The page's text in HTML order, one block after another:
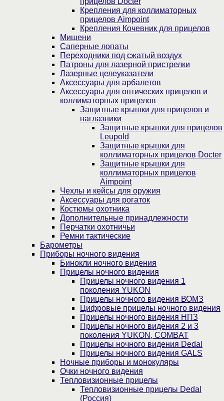
Крепления для коллиматорных
прицелов Aimpoint
Крепления Кочевник для прицелов
Мишени
Саперные лопаты
Переходники под сжатый воздух
Патроны для лазерной пристрелки
Лазерные целеуказатели
Аксессуары для арбалетов
Аксессуары для оптических прицелов и
коллиматорных прицелов
Защитные крышки для прицелов и
наглазники
Защитные крышки для прицелов
Leupold
Защитные крышки для
коллиматорных прицелов Docter
Защитные крышки для
коллиматорных прицелов
Aimpoint
Чехлы и кейсы для оружия
Аксессуары для рогаток
Костюмы охотника
Дополнительные принадлежности
Перчатки охотничьи
Ремни тактические
Барометры
Приборы ночного видения
Бинокли ночного видения
Прицелы ночного видения
Прицелы ночного видения 1
поколения YUKON
Прицелы ночного видения ВОМЗ
Цифровые прицелы ночного видения
Прицелы ночного видения НПЗ
Прицелы ночного видения 2 и 3
поколения YUKON, COMBAT
Прицелы ночного видения Dedal
Прицелы ночного видения GALS
Ночные приборы и монокуляры
Очки ночного видения
Тепловизионные прицелы
Тепловизионные прицелы Dedal
(Россия)